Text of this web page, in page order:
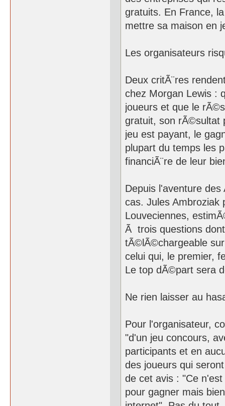
gratuits. En France,
mettre sa maison en
Les organisateurs
Deux critÃ¨res
chez Morgan Lewis :
joueurs et que le
gratuit, son rÃ©sultat
jeu est payant, le
plupart du temps les
financiÃ¨re de leur
Depuis l'aventure
cas. Jules Ambroziak
Louveciennes,
Ã trois questions
tÃ©lÃ©chargeable
celui qui, le premier,
Le top dÃ©part sera
Ne rien laisser au
Pour l'organisateur,
"d'un jeu concours,
participants et en
des joueurs qui
de cet avis : "Ce
pour gagner mais